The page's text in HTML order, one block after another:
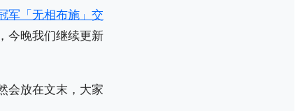
军「无相布施」交
今晚我们继续更新
会放在文末，大家